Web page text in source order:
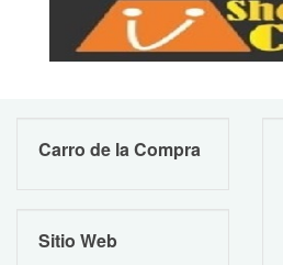
Carro de la Compra
Sitio Web